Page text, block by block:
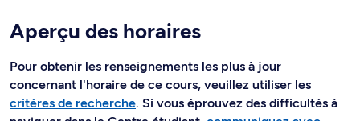
Aperçu des horaires
Pour obtenir les renseignements les plus à jour
concernant l'horaire de ce cours, veuillez utiliser les
critères de recherche. Si vous éprouvez des difficultés à